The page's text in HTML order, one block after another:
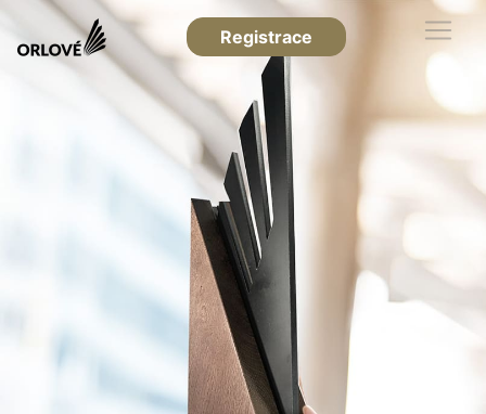
Registrace